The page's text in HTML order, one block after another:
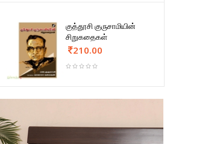
குத்தூசி குருசாமியின்
சிறுகதைகள்
210.00